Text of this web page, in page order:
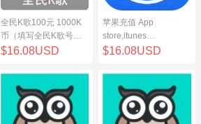
全民K歌100元 1000K
币（填写全民K歌号充
值）
$16.08USD
苹果充值 App
store,itunes
store,iphone,ipad中国
$16.08USD